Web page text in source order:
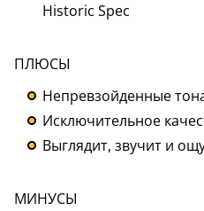
Historic Spec
ПЛЮСЫ
Непревзойденные
Исключительное
Выглядит, звучит и
МИНУСЫ